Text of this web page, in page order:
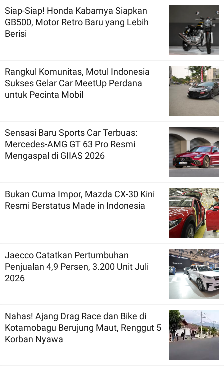
Siap-Siap! Honda Kabarnya Siapkan
GB500, Motor Retro Baru yang Lebih
Berisi
Rangkul Komunitas, Motul Indonesia
Sukses Gelar Car MeetUp Perdana
untuk Pecinta Mobil
Sensasi Baru Sports Car Terbuas:
Mercedes-AMG GT 63 Pro Resmi
Mengaspal di GIIAS 2026
Bukan Cuma Impor, Mazda CX-30 Kini
Resmi Berstatus Made in Indonesia
Jaecco Catatkan Pertumbuhan
Penjualan 4,9 Persen, 3.200 Unit Juli
2026
Nahas! Ajang Drag Race dan Bike di
Kotamobagu Berujung Maut, Renggut 5
Korban Nyawa